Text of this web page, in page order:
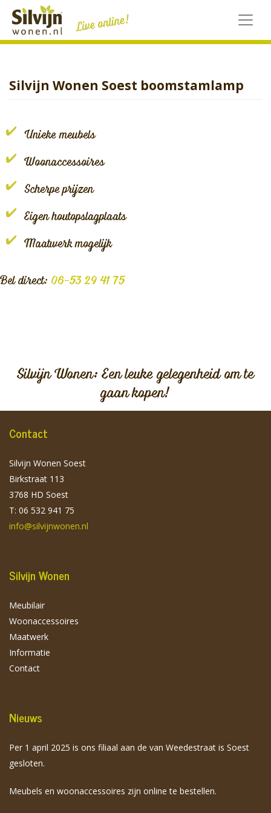
Skip
content
Silvijn Wonen Soest boomstamlamp
Unieke meubels
Woonaccessoires
Scherpe prijzen
Eigen houtopslagplaats
Maatwerk mogelijk
Bel direct: 06-53 29 41 75
Silvijn Wonen: Een leuke gelegenheid om te
gaan kopen!
Contact
Silvijn Wonen Soest
Birkstraat 113
3768 HD Soest
T: 06 532 941 75
info@silvijnwonen.nl
Silvijn Wonen
Meubilair
Woonaccessoires
Maatwerk
Informatie
Contact
Nieuws
Per 1 april 2025 is ons filiaal aan de van Weedestraat is Soest
gesloten.
Meubels en woonaccessoires zijn online te bestellen.